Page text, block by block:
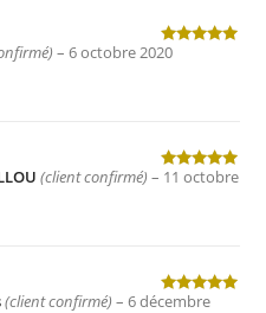
Note
– 6 octobre 2020
Note5sur
(client confirmé) – 11 octobre
Note5sur
(client confirmé) – 6 décembre